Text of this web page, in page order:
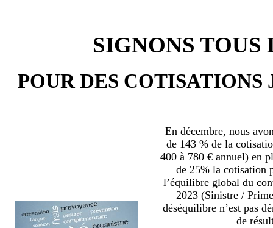
SIGNONS
POUR DES COTISATIONS
En décembre, nous
de 143 % de la
400 à 780 € annuel) en
de 25% la cotisation
l’équilibre global du
2023 (Sinistre /
déséquilibre n’est pas
de